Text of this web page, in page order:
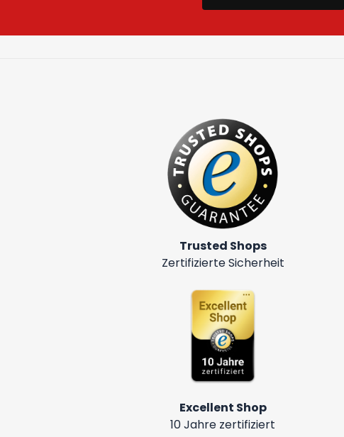
Trusted Shops
Zertifizierte Sicherheit
Excellent Shop
10 Jahre zertifiziert